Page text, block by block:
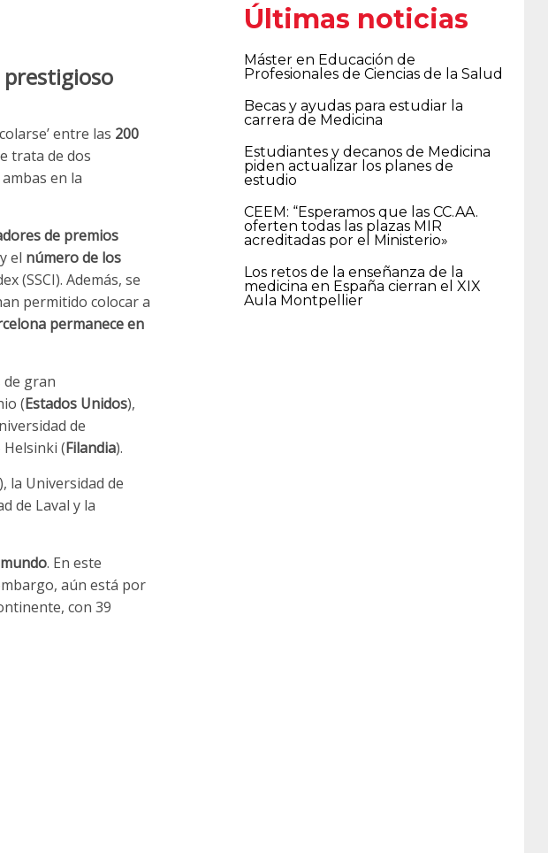
prestigioso
entre las 200
trata de dos
ambas en la
de premios
y el número de los
(SSCI). Además, se
permitido colocar a
permanece en
de gran
(Estados Unidos),
de
Helsinki (Filandia).
), la Universidad de
de Laval y la
. En este
aún está por
con 39
Últimas noticias
Máster en Educación de
Profesionales de Ciencias de la Salud
Becas y ayudas para estudiar la
carrera de Medicina
Estudiantes y decanos de Medicina
piden actualizar los planes de
estudio
CEEM: “Esperamos que las CC.AA.
oferten todas las plazas MIR
acreditadas por el Ministerio»
Los retos de la enseñanza de la
medicina en España cierran el XIX
Aula Montpellier